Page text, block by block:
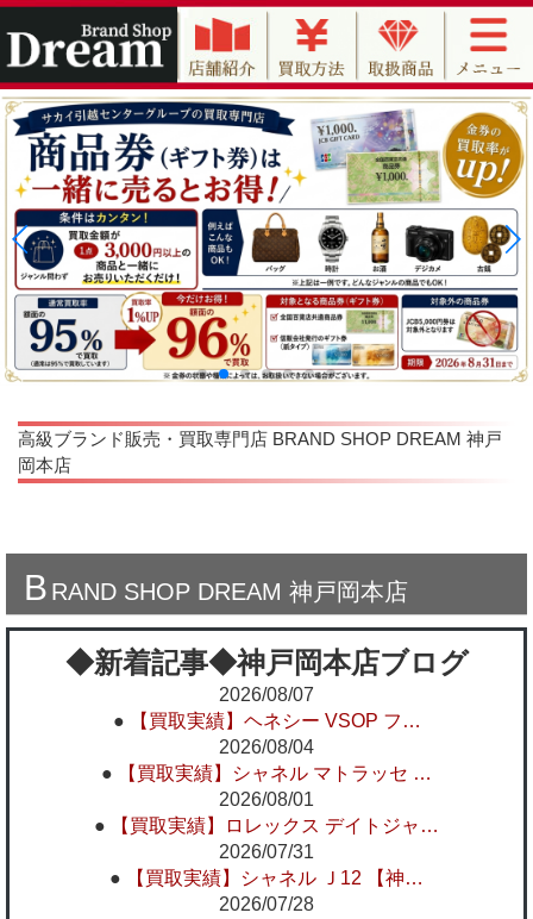
高級ブランド販売・買取専門店 BRAND SHOP DREAM 神戸
岡本店
B RAND SHOP DREAM 神戸岡本店
◆新着記事◆神戸岡本店ブログ
2026/08/07
● 【買取実績】ヘネシー VSOP フ…
2026/08/04
● 【買取実績】シャネル マトラッセ …
2026/08/01
● 【買取実績】ロレックス デイトジャ…
2026/07/31
● 【買取実績】シャネル Ｊ12 【神…
2026/07/28